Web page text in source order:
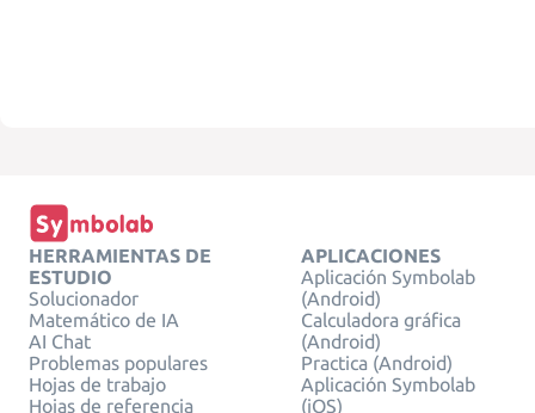
HERRAMIENTAS DE
ESTUDIO
Solucionador
Matemático de IA
AI Chat
Problemas populares
Hojas de trabajo
Hojas de referencia
APLICACIONES
Aplicación Symbolab
(Android)
Calculadora gráfica
(Android)
Practica (Android)
Aplicación Symbolab
(iOS)